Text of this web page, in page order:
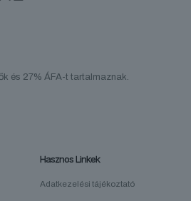
és 27% ÁFA-t tartalmaznak.
Hasznos Linkek
Adatkezelési tájékoztató